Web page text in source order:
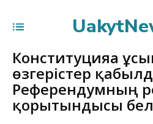
Конституцияға
өзгерістер
Референдумның
қорытындысы